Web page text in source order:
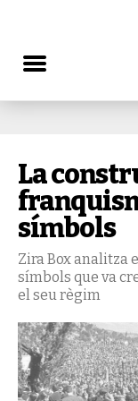
La
símbols
Zira Box analitza
símbols que va
el seu règim